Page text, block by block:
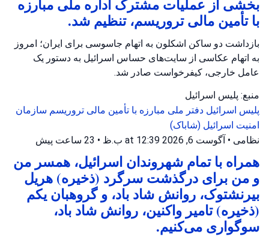
بخشی از عملیات مشترک اداره ملی مبارزه
با تأمین مالی تروریسم، تنظیم شد.
بازداشت دو ساکن اشکلون به اتهام جاسوسی برای ایران؛ امروز
به اتهام عکاسی از سایت‌های حساس اسرائیل به دستور یک
عامل خارجی، کیفرخواست صادر شد.
منبع: پلیس اسرائیل
پلیس اسرائیل دفتر ملی مبارزه با تأمین مالی تروریسم سازمان
امنیت اسرائیل (شاباک)
نظامی • آگوست 6, 2026 at 12:39 ب.ظ • 23 ساعت پیش
همراه با تمام شهروندان اسرائیل، همسر من
و من برای درگذشت سرگرد (ذخیره) هریل
بیرنشتوک، روانش شاد باد، و گروهبان یکم
(ذخیره) تامیر واکنین، روانش شاد باد،
سوگواری می‌کنیم.